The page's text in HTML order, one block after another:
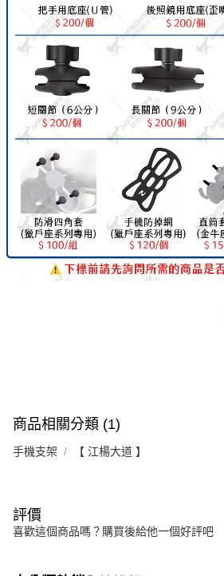
商品相關分類 (1)
手機支架 【 江楊大道 】
評價
喜歡這個商品嗎？購買後給他一個好評吧